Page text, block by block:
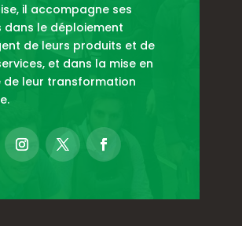
il accompagne ses
dans le déploiement
de leurs produits et de
et dans la mise en
leur transformation